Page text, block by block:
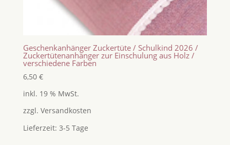
Geschenkanhänger Zuckertüte / Schulkind 2026 /
Zuckertütenanhänger zur Einschulung aus Holz /
verschiedene Farben
6,50 €
inkl. 19 % MwSt.
zzgl. Versandkosten
Lieferzeit: 3-5 Tage